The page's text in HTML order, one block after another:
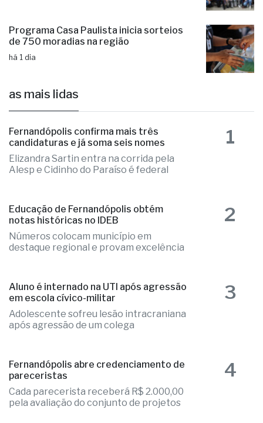
Programa Casa Paulista inicia sorteios
de 750 moradias na região
há 1 dia
as mais lidas
Fernandópolis confirma mais três
candidaturas e já soma seis nomes
Elizandra Sartin entra na corrida pela
Alesp e Cidinho do Paraíso é federal
1
Educação de Fernandópolis obtém
notas históricas no IDEB
Números colocam município em
destaque regional e provam excelência
2
Aluno é internado na UTI após agressão
em escola cívico-militar
Adolescente sofreu lesão intracraniana
após agressão de um colega
3
Fernandópolis abre credenciamento de
pareceristas
Cada parecerista receberá R$ 2.000,00
pela avaliação do conjunto de projetos
4